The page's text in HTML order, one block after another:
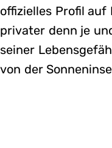
offizielles Profil
privater denn je
seiner
von der